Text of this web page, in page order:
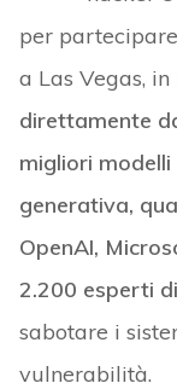
per
a Las Vegas,
direttamente
migliori
generativa,
OpenAI,
2.200 esperti
sabotare i
vulnerabilità.